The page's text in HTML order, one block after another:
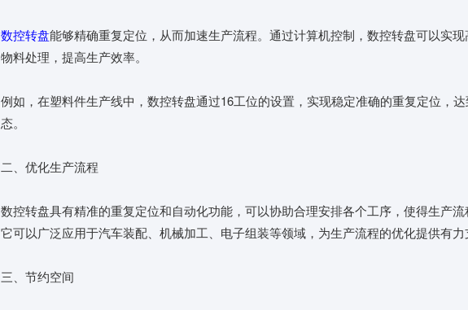
数控转盘能够精确重复定位，从而加速生产流程。通过计算机控制，数控转盘可以实
物料处理，提高生产效率。
例如，在塑料件生产线中，数控转盘通过16工位的设置，实现稳定准确的重复定位，
态。
二、优化生产流程
数控转盘具有精准的重复定位和自动化功能，可以协助合理安排各个工序，使得生产流
它可以广泛应用于汽车装配、机械加工、电子组装等领域，为生产流程的优化提供有力
三、节约空间